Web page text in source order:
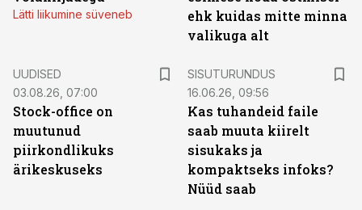
Lätti liikumine süveneb
ehk kuidas mitte minna
valikuga alt
UUDISED
03.08.26, 07:00
Stock-office on
muutunud
piirkondlikuks
ärikeskuseks
SISUTURUNDUS
16.06.26, 09:56
Kas tuhandeid faile
saab muuta kiirelt
sisukaks ja
kompaktseks infoks?
Nüüd saab